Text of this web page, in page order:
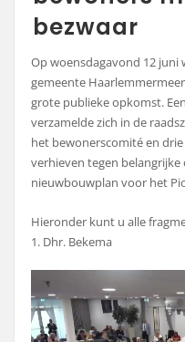
bezwaar
Op woensdagavond 12 juni
gemeente
grote publieke opkomst.
verzamelde zich in de
het bewonerscomité en
verhieven tegen
nieuwbouwplan voor het
Hieronder kunt u alle
1. Dhr. Bekema
Videospeler